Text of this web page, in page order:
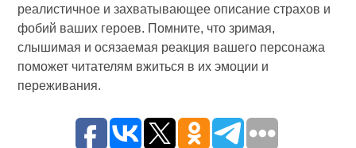
реалистичное и захватывающее описание страхов и
фобий ваших героев. Помните, что зримая,
слышимая и осязаемая реакция вашего персонажа
поможет читателям вжиться в их эмоции и
переживания.